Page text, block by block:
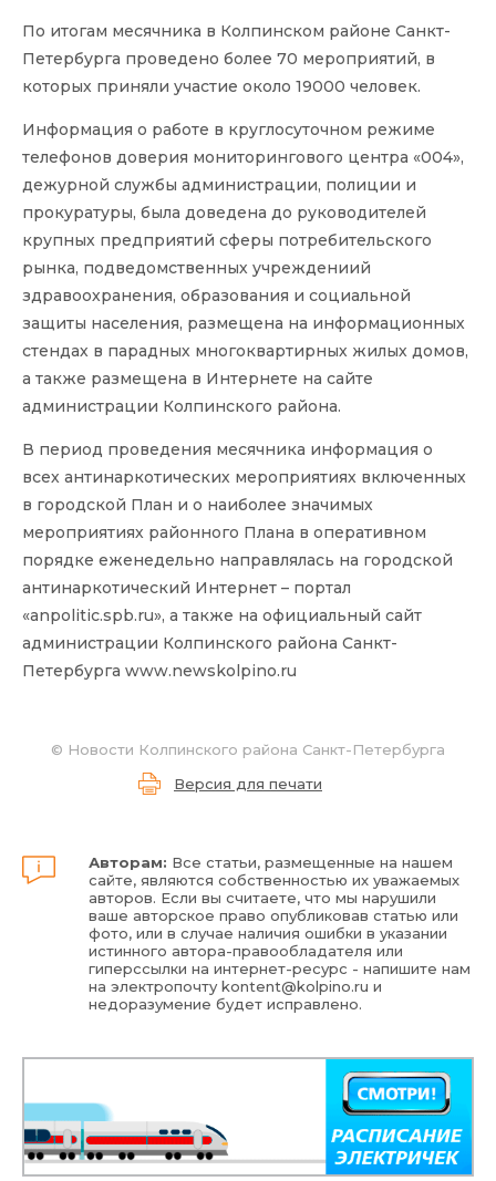
По итогам месячника в Колпинском районе Санкт-
Петербурга проведено более 70 мероприятий, в
которых приняли участие около 19000 человек.
Информация о работе в круглосуточном режиме
телефонов доверия мониторингового центра «004»,
дежурной службы администрации, полиции и
прокуратуры, была доведена до руководителей
крупных предприятий сферы потребительского
рынка, подведомственных учреждениий
здравоохранения, образования и социальной
защиты населения, размещена на информационных
стендах в парадных многоквартирных жилых домов,
а также размещена в Интернете на сайте
администрации Колпинского района.
В период проведения месячника информация о
всех антинаркотических мероприятиях включенных
в городской План и о наиболее значимых
мероприятиях районного Плана в оперативном
порядке еженедельно направлялась на городской
антинаркотический Интернет – портал
«anpolitic.spb.ru», а также на официальный сайт
администрации Колпинского района Санкт-
Петербурга www.newskolpino.ru
© Новости Колпинского района Санкт-Петербурга
Версия для печати
Авторам: Все статьи, размещенные на нашем
сайте, являются собственностью их уважаемых
авторов. Если вы считаете, что мы нарушили
ваше авторское право опубликовав статью или
фото, или в случае наличия ошибки в указании
истинного автора-правообладателя или
гиперссылки на интернет-ресурс - напишите нам
на электропочтуkontent@kolpino.ru и
недоразумение будет исправлено.